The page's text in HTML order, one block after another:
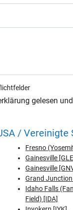
gelesen
/
Fresno
Gainesville
Gainesville
Grand Junction
Idaho Falls
Field) [IDA]